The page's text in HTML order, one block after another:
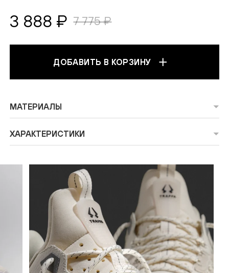
3 888 ₽ 7 775 ₽
ДОБАВИТЬ В КОРЗИНУ
МАТЕРИАЛЫ
ХАРАКТЕРИСТИКИ
ПОДТВЕРЖДЕНИЕ
EMAIL
На указанный email был выслан код
подтверждения
Введи код подтверждения*